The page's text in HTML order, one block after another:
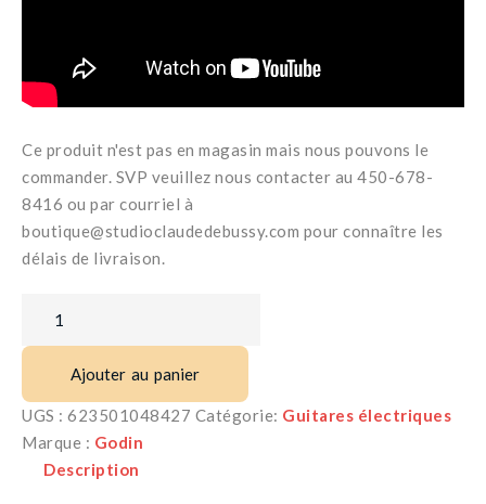
Ce produit n'est pas en magasin mais nous pouvons le
commander. SVP veuillez nous contacter au 450-678-
8416 ou par courriel à
boutique@studioclaudedebussy.com pour connaître les
délais de livraison.
Ajouter au panier
UGS : 623501048427 Catégorie: Guitares électriques
Marque : Godin
Description